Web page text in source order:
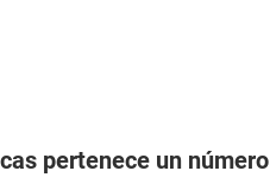
pertenece un número